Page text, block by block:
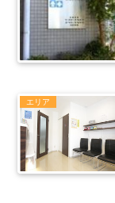
エリア